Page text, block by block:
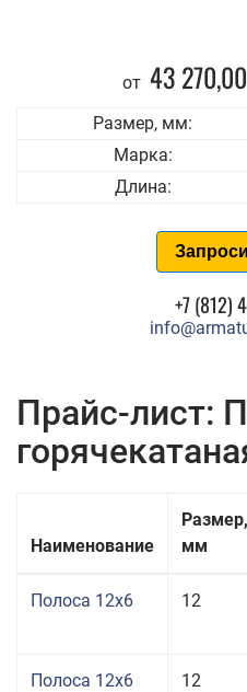
от 43
Размер, мм:
Марка:
Длина:
+7 (812)
Прайс-лист:
Наименование
Размер,
мм
Полоса 12x6 12
Полоса 12x6 12